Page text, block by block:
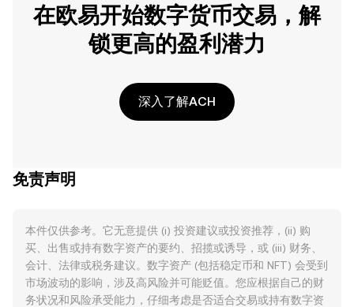
在欧易开始数字货币交易，解
锁更高的盈利潜力
深入了解ACH
免责声明
本件仅供参考。它无意提供 (i) 投资建议或投资推荐，(ii) 购
买、出售或持有数字资产的要约、招揽或诱导，或 (iii) 财务、
会计、法律或税务建议。数字资产 (包括稳定币和 NFT) 会受到
市场波动的影响，涉及高风险并可能贬值。您应根据自己的财
务状况和风险承受能力，仔细考虑是否适合交易或持有数字资